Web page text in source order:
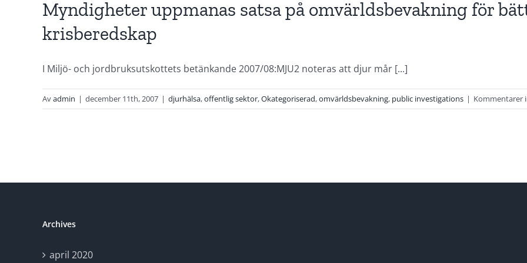
Myndigheter uppmanas satsa på omvärldsbevakning för
krisberedskap
I Miljö- och jordbruksutskottets betänkande 2007/08:MJU2 noteras att djur mår [...]
Avadmin | december 11th, 2007 | djurhälsa,offentlig sektor,Okategoriserad,omvärldsbevakning, public investigations | Kommentarer
Archives
april 2020